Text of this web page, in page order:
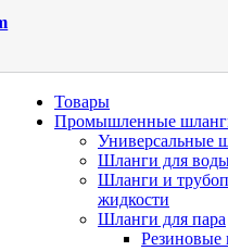
Товары
Промышленные
Универсальные
Шланги для
Шланги и
жидкости
Шланги для пара
Резиновые